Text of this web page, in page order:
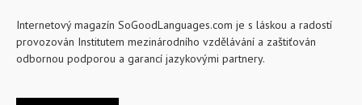
Internetový magazín SoGoodLanguages.com je s láskou a radostí
provozován Institutem mezinárodního vzdělávání a zaštiťován
odbornou podporou a garancí jazykovými partnery.